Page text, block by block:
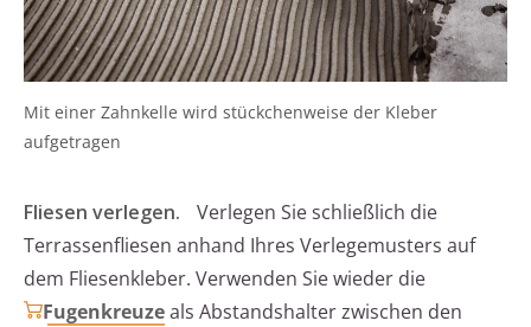
Mit einer Zahnkelle wird stückchenweise der Kleber
aufgetragen
Fliesen verlegen.
Verlegen Sie schließlich die
Terrassenfliesen anhand Ihres Verlegemusters auf
dem Fliesenkleber. Verwenden Sie wieder die
Fugenkreuzeals Abstandshalter zwischen den